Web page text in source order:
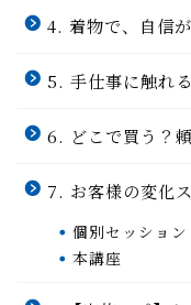
4. 着物で、自信
5. 手仕事に触れ
6. どこで買う？
7. お客様の変化
個別セッション
本講座